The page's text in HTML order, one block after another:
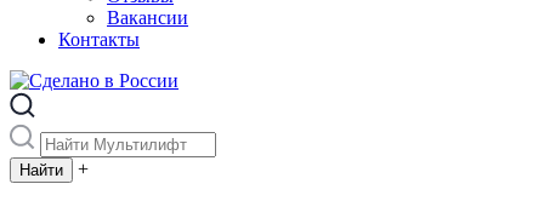
Вакансии
Контакты
+